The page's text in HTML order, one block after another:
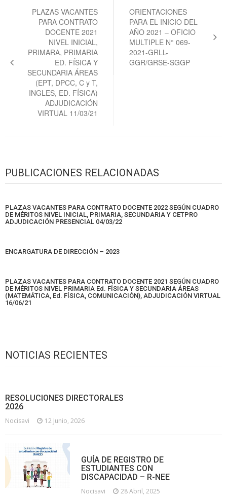
entradas
PLAZAS VACANTES
PARA CONTRATO
DOCENTE 2021
NIVEL INICIAL,
PRIMARA, PRIMARIA
ED. FÍSICA Y
SECUNDARIA ÁREAS
(EPT, DPCC, C y T,
INGLES, ED. FÍSICA)
ADJUDICACIÓN
VIRTUAL 11/03/21
ORIENTACIONES
PARA EL INICIO DEL
AÑO 2021 – OFICIO
MULTIPLE N° 069-
2021-GRLL-
GGR/GRSE-SGGP
PUBLICACIONES RELACIONADAS
PLAZAS VACANTES PARA CONTRATO DOCENTE 2022 SEGÚN CUADRO
DE MÉRITOS NIVEL INICIAL, PRIMARIA, SECUNDARIA Y CETPRO
ADJUDICACIÓN PRESENCIAL 04/03/22
ENCARGATURA DE DIRECCIÓN – 2023
PLAZAS VACANTES PARA CONTRATO DOCENTE 2021 SEGÚN CUADRO
DE MÉRITOS NIVEL PRIMARIA Ed. FÍSICA Y SECUNDARIA ÁREAS
(MATEMÁTICA, Ed. FÍSICA, COMUNICACIÓN), ADJUDICACIÓN VIRTUAL
16/06/21
NOTICIAS RECIENTES
RESOLUCIONES DIRECTORALES
2026
Nocisavi 12 Junio, 2026
GUÍA DE REGISTRO DE
ESTUDIANTES CON
DISCAPACIDAD – R-NEE
Nocisavi 28 Abril, 2025